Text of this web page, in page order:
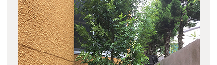
中目黒の集合住宅 1709竣工 (3)
吉祥寺本町4丁目の家 1707竣工 (2)
小金井緑町の家 1707竣工 (2)
神保町の集合住宅2 1706竣工 (4)